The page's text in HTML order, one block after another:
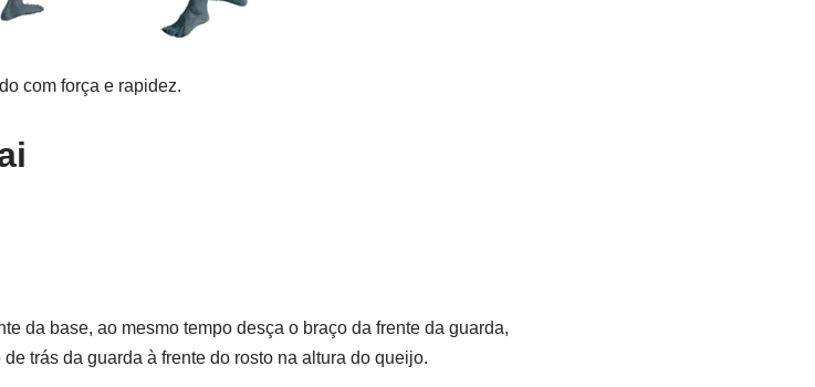
com força e rapidez.
da base, ao mesmo tempo desça o braço da frente da guarda,
trás da guarda à frente do rosto na altura do queijo.